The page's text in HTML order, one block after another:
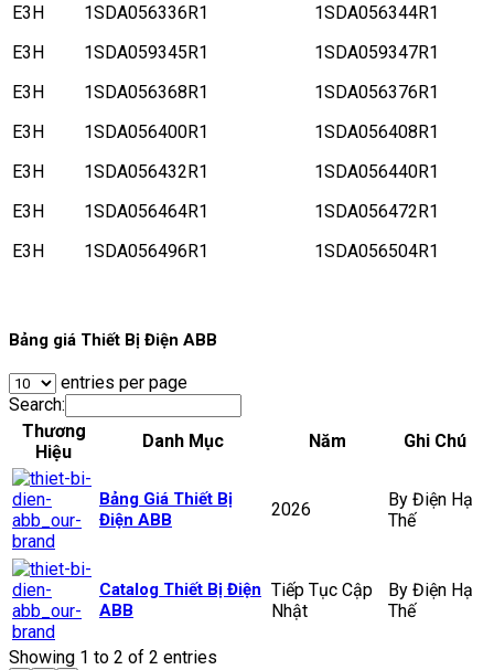
E3H
1SDA056336R1
1SDA056344R1
E3H
1SDA059345R1
1SDA059347R1
E3H
1SDA056368R1
1SDA056376R1
E3H
1SDA056400R1
1SDA056408R1
E3H
1SDA056432R1
1SDA056440R1
E3H
1SDA056464R1
1SDA056472R1
E3H
1SDA056496R1 1SDA056504R1
Bảng giá Thiết Bị Điện ABB
entries per page
Search:
Thương
Hiệu
Danh Mục Năm Ghi Chú
Bảng Giá Thiết Bị
Điện ABB
2026
By Điện Hạ
Thế
Catalog Thiết Bị Điện
ABB
Tiếp Tục Cập
Nhật
By Điện Hạ
Thế
Showing 1 to 2 of 2 entries